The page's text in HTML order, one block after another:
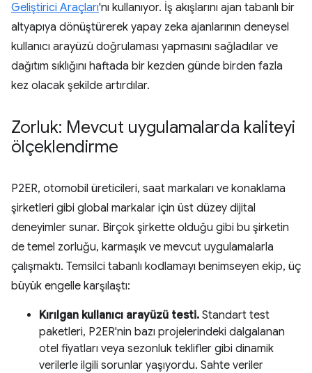
Geliştirici Araçları'nı kullanıyor. İş akışlarını ajan tabanlı bir
altyapıya dönüştürerek yapay zeka ajanlarının deneysel
kullanıcı arayüzü doğrulaması yapmasını sağladılar ve
dağıtım sıklığını haftada bir kezden günde birden fazla
kez olacak şekilde artırdılar.
Zorluk: Mevcut uygulamalarda kaliteyi
ölçeklendirme
P2ER, otomobil üreticileri, saat markaları ve konaklama
şirketleri gibi global markalar için üst düzey dijital
deneyimler sunar. Birçok şirkette olduğu gibi bu şirketin
de temel zorluğu, karmaşık ve mevcut uygulamalarla
çalışmaktı. Temsilci tabanlı kodlamayı benimseyen ekip, üç
büyük engelle karşılaştı:
Kırılgan kullanıcı arayüzü testi. Standart test
paketleri, P2ER'nin bazı projelerindeki dalgalanan
otel fiyatları veya sezonluk teklifler gibi dinamik
verilerle ilgili sorunlar yaşıyordu. Sahte veriler